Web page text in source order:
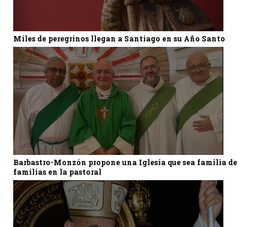
Miles de peregrinos llegan a Santiago en su Año Santo
Barbastro-Monzón propone una Iglesia que sea familia de
familias en la pastoral